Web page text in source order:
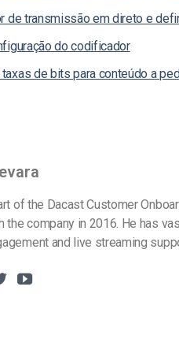
de transmissão em direto e
do codificador
de bits para conteúdo a
of the Dacast Customer
the company in 2016. He has
and live streaming